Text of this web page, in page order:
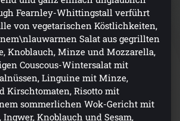
Fearnley-Whittingstall verführt
von vegetarischen Köstlichkeiten,
Salat aus gegrillten
Knoblauch, Minze und Mozzarella,
Couscous-Wintersalat mit
Linguine mit Minze,
Kirschtomaten, Risotto mit
sommerlichen Wok-Gericht mit
Ingwer, Knoblauch und Sesam,